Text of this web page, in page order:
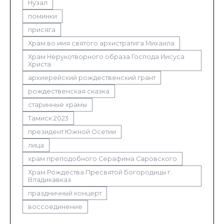
Нузал
поминки
присяга
Храм во имя святого архистратига Михаила
Храм Нерукотворного образа Господа Иисуса
Христа
архиерейский рождественский грант
рождественская сказка
старинные храмы
Тамиск 2023
президент Южной Осетии
лица
храм преподобного Серафима Саровского
Храм Рождества Пресвятой Богородицы г.
Владикавказ
праздничный концерт
воссоединение